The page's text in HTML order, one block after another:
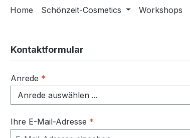
Home Schönzeit-Cosmetics Workshops
Kontaktformular
Anrede *
Ihre E-Mail-Adresse *